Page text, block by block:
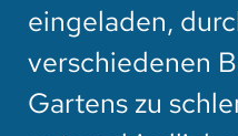
eingeladen,
verschiedenen
Gartens zu